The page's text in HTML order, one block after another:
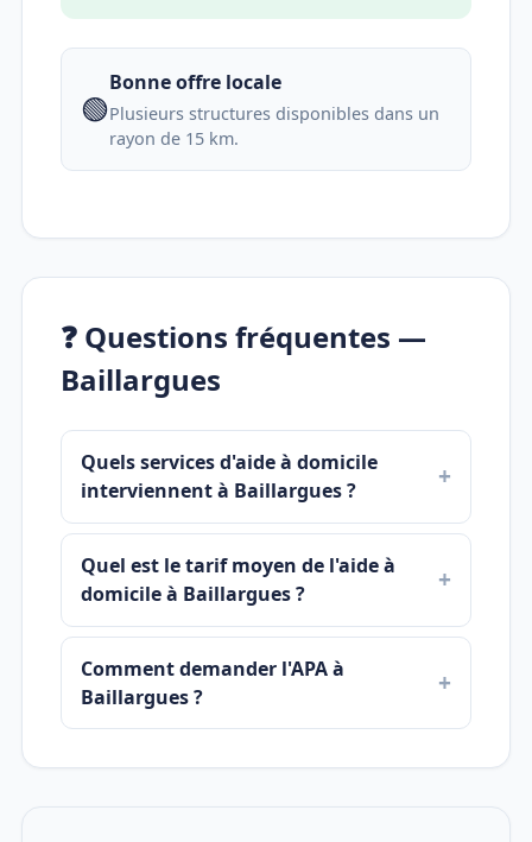
🟢
Bonne offre locale
Plusieurs structures disponibles dans un
rayon de 15 km.
❓ Questions fréquentes —
Baillargues
Quels services d'aide à domicile
interviennent à Baillargues ?
Quel est le tarif moyen de l'aide à
domicile à Baillargues ?
Comment demander l'APA à
Baillargues ?